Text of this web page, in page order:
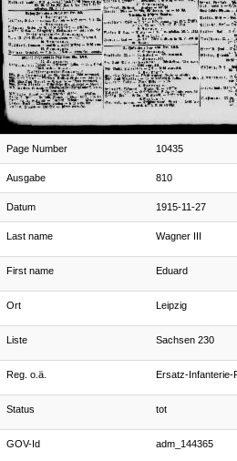
Page Number 10435
Ausgabe 810
Datum 1915-11-27
Last name Wagner III
First name Eduard
Ort Leipzig
Liste Sachsen 230
Reg. o.ä. Ersatz-Infanterie-
Status tot
GOV-Id adm_144365